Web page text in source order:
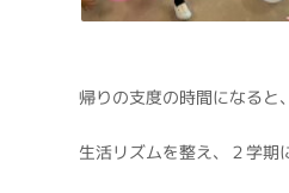
帰りの支度の時間になる
生活リズムを整え、２学期